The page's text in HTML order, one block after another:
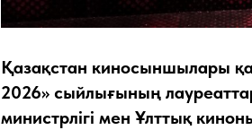
Қазақстан киносыншылары
2026» сыйлығының
министрлігі мен Ұлттық